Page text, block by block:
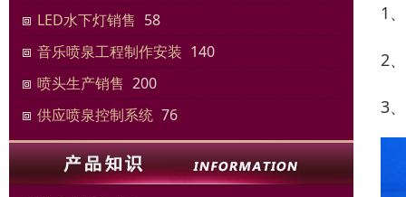
LED水下灯销售 58
音乐喷泉工程制作安装 140
喷头生产销售 200
供应喷泉控制系统 76
1
2
3